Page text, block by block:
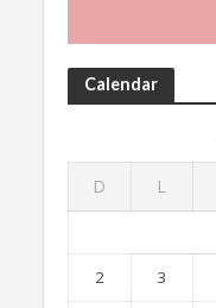
Calendar
D L
2 3